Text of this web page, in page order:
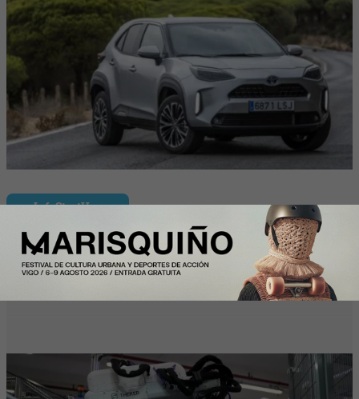
InfoStartUps
Mango colabora con Theker para
desarrollar proyectos de robotización en